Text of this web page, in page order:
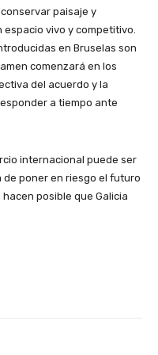
paisaje y
vivo y competitivo.
en Bruselas son
comenzará en los
del acuerdo y la
a tiempo ante
internacional puede ser
poner en riesgo el futuro
posible que Galicia